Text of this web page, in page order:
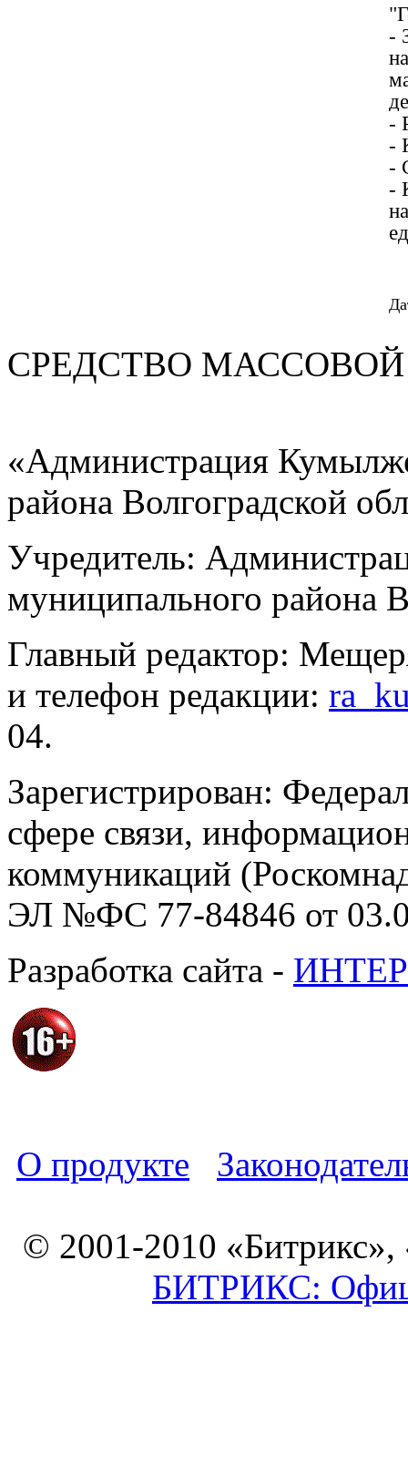
-
-
-
-
-
СРЕДСТВО
«Администрация
района Волгоградской
Учредитель:
муниципального района
Главный редактор:
и телефон редакции:
04.
Зарегистрирован:
сфере связи,
коммуникаций
ЭЛ №ФС 77-84846 от
Разработка сайта -
О продукте
© 2001-2010 «Битрикс»,
БИТРИКС: